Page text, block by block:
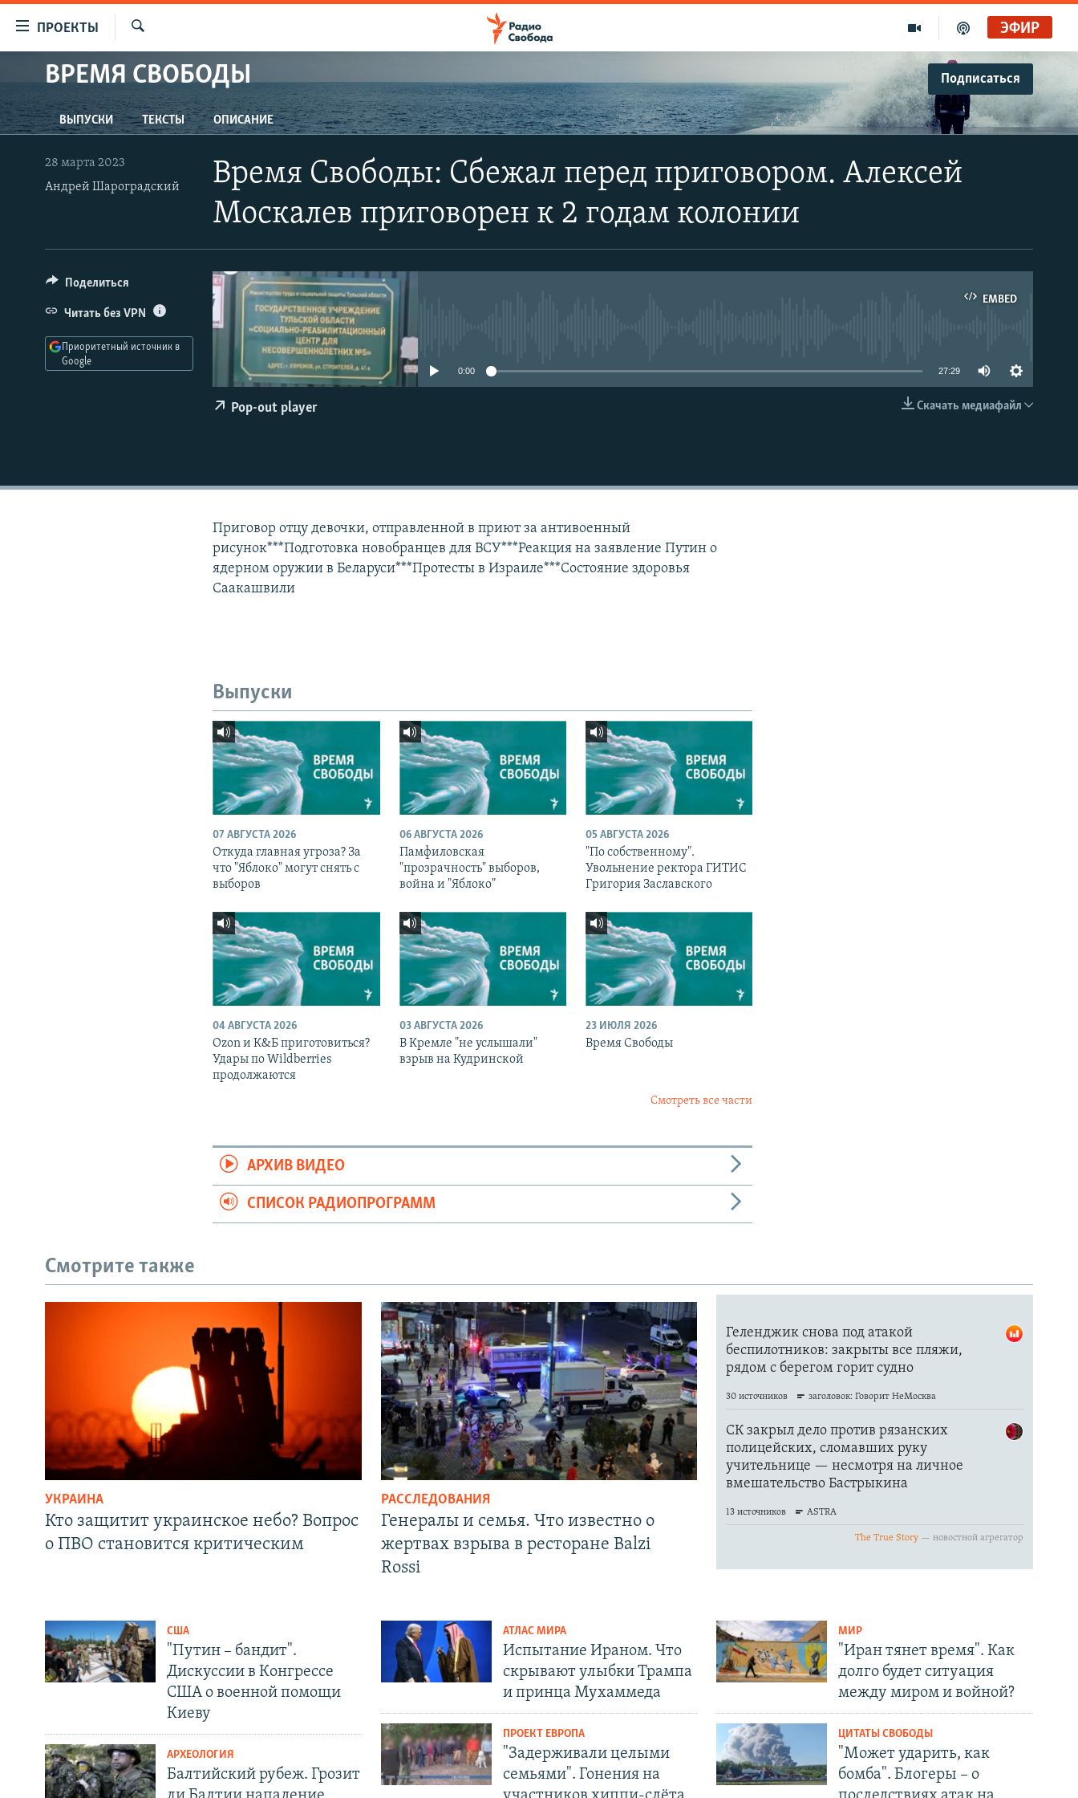
упрощенного
Вернуться
к
основному
содержанию
Вернутся
ПРОЕКТЫ
ПРОГРАММЫ
ПОДКАСТЫ
АВТОРСКИЕ ПРОЕКТЫ
ЦИТАТЫ СВОБОДЫ
МНЕНИЯ
IDEL.РЕАЛИИ
КАВКАЗ.РЕАЛИИ
СЕВЕР.РЕАЛИИ
СИБИРЬ.РЕАЛИИ
РАСПИСАНИЕ ВЕЩАНИЯ
ЭФИР
ВРЕМЯ СВОБОДЫ Подписаться
Подписаться
ВЫПУСКИ ТЕКСТЫ ОПИСАНИЕ
Время Свободы: Сбежал перед приговором. Алексей
Москалев приговорен к 2 годам колонии
28 марта 2023
Андрей Шароградский
EMBED
EMBED
0:00 27:29
Скачать медиафайл
Pop-out player
Поделиться
Читать без VPN
Приоритетный источник в
Google
Приговор отцу девочки, отправленной в приют за антивоенный
рисунок***Подготовка новобранцев для ВСУ***Реакция на заявление Путин о
ядерном оружии в Беларуси***Протесты в Израиле***Состояние здоровья
Саакашвили
Выпуски
07 АВГУСТА 2026
Откуда главная угроза? За
что "Яблоко" могут снять с
выборов
06 АВГУСТА 2026
Памфиловская
"прозрачность" выборов,
война и "Яблоко"
05 АВГУСТА 2026
"По собственному".
Увольнение ректора ГИТИС
Григория Заславского
04 АВГУСТА 2026
Ozon и К&Б приготовиться?
Удары по Wildberries
продолжаются
03 АВГУСТА 2026
В Кремле "не услышали"
взрыв на Кудринской
23 ИЮЛЯ 2026
Время Свободы
Смотреть все части
АРХИВ ВИДЕО
СПИСОК РАДИОПРОГРАММ
Смотрите также
УКРАИНА
Кто защитит украинское небо? Вопрос
о ПВО становится критическим
РАССЛЕДОВАНИЯ
Генералы и семья. Что известно о
жертвах взрыва в ресторане Balzi
Rossi
США
"Путин – бандит".
Дискуссии в Конгрессе
США о военной помощи
Киеву
АРХЕОЛОГИЯ
Балтийский рубеж. Грозит
АТЛАС МИРА
Испытание Ираном. Что
скрывают улыбки Трампа
и принца Мухаммеда
ПРОЕКТ ЕВРОПА
"Задерживали целыми
семьями". Гонения на
МИР
"Иран тянет время". Как
долго будет ситуация
между миром и войной?
ЦИТАТЫ СВОБОДЫ
"Может ударить, как
бомба". Блогеры – о